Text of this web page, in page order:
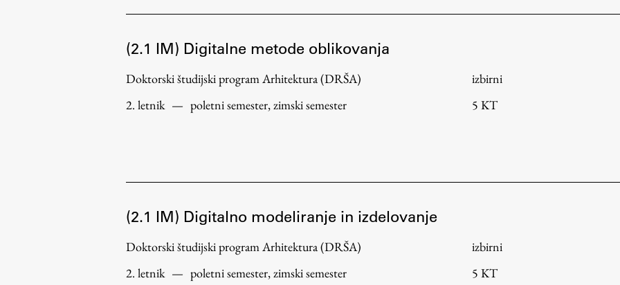
(2.1 IM) Digitalne metode oblikovanja
Doktorski študijski program Arhitektura (DRŠA)
2. letnik — poletni semester, zimski semester
izbirni
5 KT
(2.1 IM) Digitalno modeliranje in izdelovanje
Doktorski študijski program Arhitektura (DRŠA)
2. letnik — poletni semester, zimski semester
izbirni
5 KT